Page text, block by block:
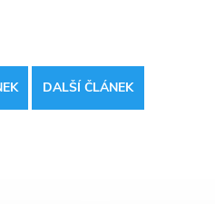
DALŠÍ ČLÁNEK